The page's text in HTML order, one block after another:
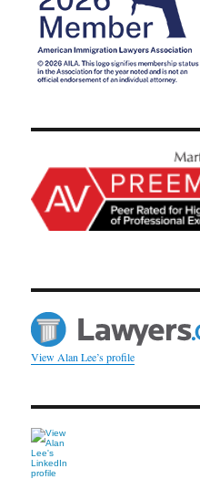
View Alan Lee’s profile